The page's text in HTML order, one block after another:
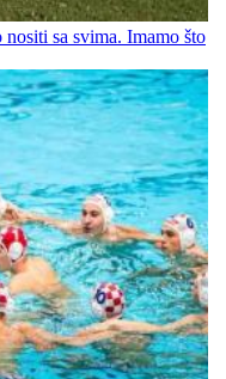
sa svima. Imamo što